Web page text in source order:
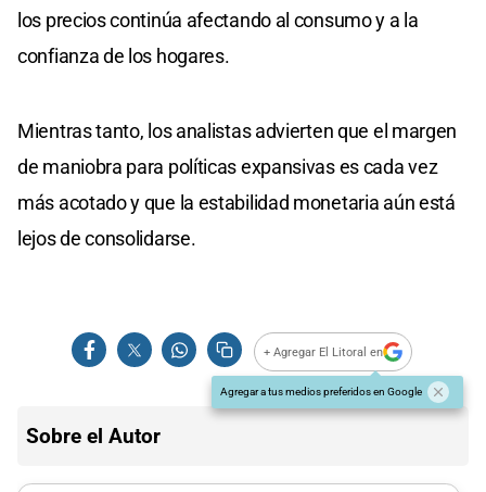
los precios continúa afectando al consumo y a la
confianza de los hogares.
Mientras tanto, los analistas advierten que el margen
de maniobra para políticas expansivas es cada vez
más acotado y que la estabilidad monetaria aún está
lejos de consolidarse.
+ Agregar El Litoral en
Agregar a tus medios preferidos en Google
Sobre el Autor